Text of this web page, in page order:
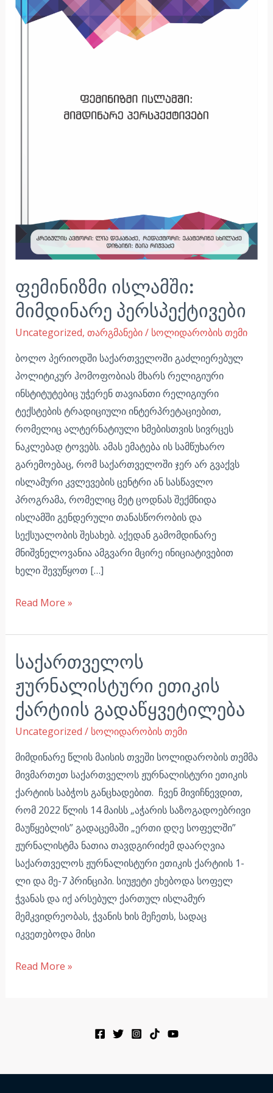
ფემინიზმი ისლამში:
მიმდინარე პერსპექტივები
Uncategorized, თარგმანები/ სოლიდარობის თემი
ბოლო პერიოდში საქართველოში გაძლიერებულ
პოლიტიკურ ჰომოფობიას მხარს რელიგიური
ინსტიტუტებიც უჭერენ თავიანთი რელიგიური
ტექსტების ტრადიციული ინტერპრეტაციებით,
რომელიც ალტერნატიული ხმებისთვის სივრცეს
ნაკლებად ტოვებს. ამას ემატება ის სამწუხარო
გარემოებაც, რომ საქართველოში ჯერ არ გვაქვს
ისლამური კვლევების ცენტრი ან სასწავლო
პროგრამა, რომელიც მეტ ცოდნას შექმნიდა
ისლამში გენდერული თანასწორობის და
სექსუალობის შესახებ. აქედან გამომდინარე
მნიშვნელოვანია ამგვარი მცირე ინიციატივებით
ხელი შევუწყოთ […]
Read More »
საქართველოს
ჟურნალისტური ეთიკის
ქარტიის გადაწყვეტილება
Uncategorized / სოლიდარობის თემი
მიმდინარე წლის მაისის თვეში სოლიდარობის თემმა
მივმართეთ საქართველოს ჟურნალისტური ეთიკის
ქარტიის საბჭოს განცხადებით. ჩვენ მივიჩნევდით,
რომ 2022 წლის 14 მაისს „აჭარის საზოგადოებრივი
მაუწყებლის” გადაცემაში „ერთი დღე სოფელში”
ჟურნალისტმა ნათია თავდგირიძემ დაარღვია
საქართველოს ჟურნალისტური ეთიკის ქარტიის 1-
ლი და მე-7 პრინციპი. სიუჟეტი ეხებოდა სოფელ
ჭვანას და იქ არსებულ ქართულ ისლამურ
მემკვიდრეობას, ჭვანის ხის მეჩეთს, სადაც
იკვეთებოდა მისი
საქართველოს
ჟურნალისტური
ეთიკის
ქარტიის
გადაწყვეტილება
Read More »